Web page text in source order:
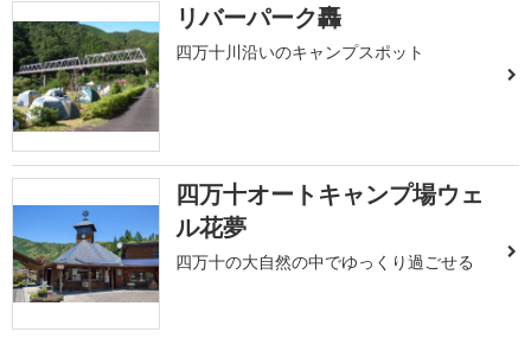
リバーパーク轟
四万十川沿いのキャンプスポット
四万十オートキャンプ場ウェ
ル花夢
四万十の大自然の中でゆっくり過ごせる